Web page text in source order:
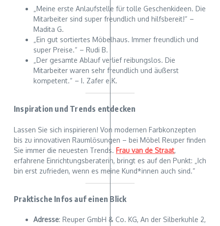
„Meine erste Anlaufstelle für tolle Geschenkideen. Die
Mitarbeiter sind super freundlich und hilfsbereit!“ –
Madita G.
„Ein gut sortiertes Möbelhaus. Immer freundlich und
super Preise.“ – Rudi B.
„Der gesamte Ablauf verlief reibungslos. Die
Mitarbeiter waren sehr freundlich und äußerst
kompetent.“ – I. Zafer e.K.
Inspiration und Trends entdecken
Lassen Sie sich inspirieren! Von modernen Farbkonzepten
bis zu innovativen Raumlösungen – bei Möbel Reuper finden
Sie immer die neuesten Trends. Frau van de Straat,
erfahrene Einrichtungsberaterin, bringt es auf den Punkt: „Ich
bin erst zufrieden, wenn es meine Kund*innen auch sind.“
Praktische Infos auf einen Blick
Adresse: Reuper GmbH & Co. KG, An der Silberkuhle 2,